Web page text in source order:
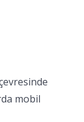
mobil